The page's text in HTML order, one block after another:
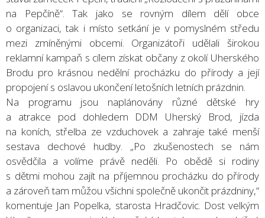
na Pepčíně“. Tak jako se rovným dílem dělí obce
o organizaci, tak i místo setkání je v pomyslném středu
mezi zmíněnými obcemi. Organizátoři udělali širokou
reklamní kampaň s cílem získat občany z okolí Uherského
Brodu pro krásnou nedělní procházku do přírody a její
propojení s oslavou ukončení letošních letních prázdnin.
Na programu jsou naplánovány různé dětské hry
a atrakce pod dohledem DDM Uherský Brod, jízda
na koních, střelba ze vzduchovek a zahraje také menší
sestava dechové hudby. „Po zkušenostech se nám
osvědčila a volíme právě neděli. Po obědě si rodiny
s dětmi mohou zajít na příjemnou procházku do přírody
a zároveň tam můžou všichni společně ukončit prázdniny,“
komentuje Jan Popelka, starosta Hradčovic. Dost velkým